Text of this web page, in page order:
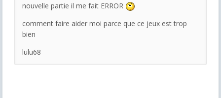
nouvelle partie il me fait ERROR
comment faire aider moi parce que ce jeux est trop
bien
lulu68